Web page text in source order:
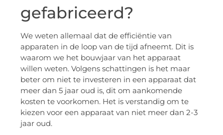
gefabriceerd?
We weten allemaal dat de efficiëntie van
apparaten in de loop van de tijd afneemt. Dit is
waarom we het bouwjaar van het apparaat
willen weten. Volgens schattingen is het maar
beter om niet te investeren in een apparaat dat
meer dan 5 jaar oud is, dit om aankomende
kosten te voorkomen. Het is verstandig om te
kiezen voor een apparaat van niet meer dan 2-3
jaar oud.